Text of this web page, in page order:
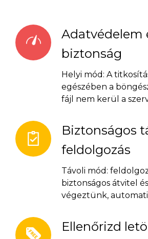
Adatvédelem
biztonság
Helyi mód: A
egészében a
fájl nem kerül a
Biztonságos
feldolgozás
Távoli mód:
biztonságos átvitel
végeztünk,
Ellenőrizd